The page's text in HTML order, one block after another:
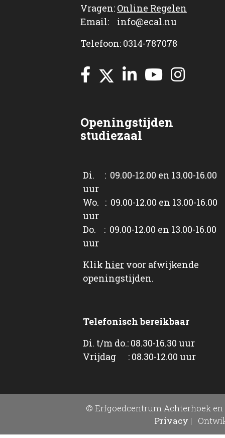
Vragen: Online Regelen
Email: info@ecal.nu
Telefoon: 0314-787078
Openingstijden
studiezaal
Di. : 09.00-12.00 en 13.00-16.00
uur
Wo. : 09.00-12.00 en 13.00-16.00
uur
Do. : 09.00-12.00 en 13.00-16.00
uur
Klik hier voor afwijkende
openingstijden.
Telefonisch bereikbaar
Di. t/m do.: 08.30-16.30 uur
Vrijdag : 08.30-12.00 uur
© Erfgoedcentrum Achterhoek en
Privacy |